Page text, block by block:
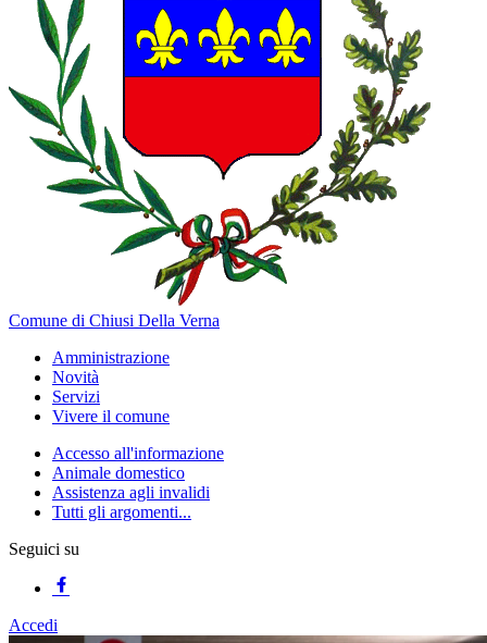
Comune di Chiusi Della Verna
Amministrazione
Novità
Servizi
Vivere il comune
Accesso all'informazione
Animale domestico
Assistenza agli invalidi
Tutti gli argomenti...
Seguici su
Accedi